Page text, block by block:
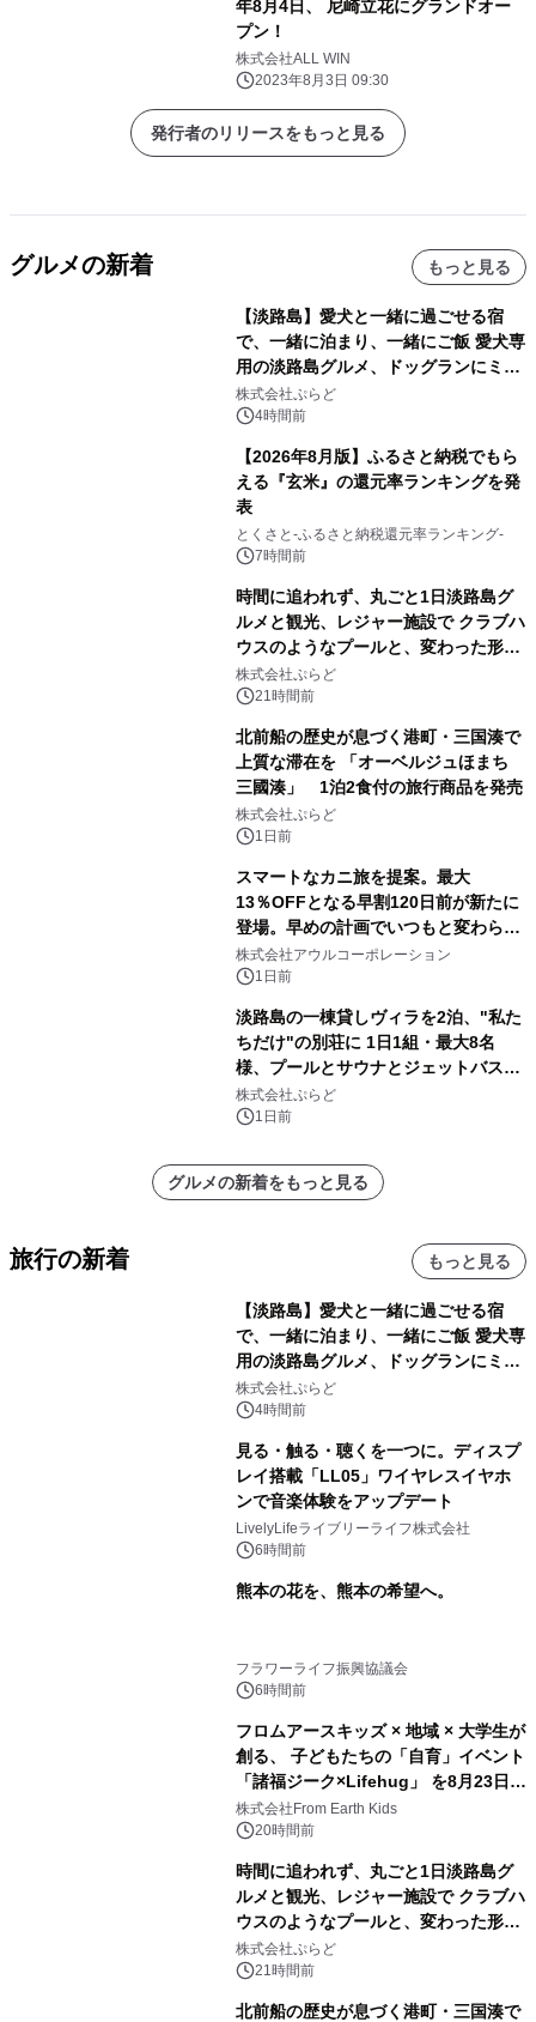
年8月4日、 尼崎立花にグランドオー
プン！
株式会社ALL WIN
2023年8月3日 09:30
発行者のリリースをもっと見る
グルメの新着 もっと見る
【淡路島】愛犬と一緒に過ごせる宿
で、一緒に泊まり、一緒にご飯 愛犬専
用の淡路島グルメ、ドッグランにミニ
プール グランピングとトレーラーハウ
スの2施設で
株式会社ぷらど
4時間前
【2026年8月版】ふるさと納税でもら
える『玄米』の還元率ランキングを発
表
とくさと-ふるさと納税還元率ランキング-
7時間前
時間に追われず、丸ごと1日淡路島グ
ルメと観光、レジャー施設で クラブハ
ウスのようなプールと、変わった形の
サウナも 「THE BOXY AWAJI」のお
得な素泊まり連泊プランで
株式会社ぷらど
21時間前
北前船の歴史が息づく港町・三国湊で
上質な滞在を 「オーベルジュほまち
三國湊」 1泊2食付の旅行商品を発売
株式会社ぷらど
1日前
スマートなカニ旅を提案。最大
13％OFFとなる早割120日前が新たに
登場。早めの計画でいつもと変わらぬ
大人の冬旅を。ー夕日ヶ浦温泉「佳松
苑 別邸ふうか」ー
株式会社アウルコーポレーション
1日前
淡路島の一棟貸しヴィラを2泊、"私た
ちだけ"の別荘に 1日1組・最大8名
様、プールとサウナとジェットバス付
きで Villa Mon Temps AWAJIの連泊
素泊りプラン
株式会社ぷらど
1日前
グルメの新着をもっと見る
旅行の新着 もっと見る
【淡路島】愛犬と一緒に過ごせる宿
で、一緒に泊まり、一緒にご飯 愛犬専
用の淡路島グルメ、ドッグランにミニ
プール グランピングとトレーラーハウ
スの2施設で
株式会社ぷらど
4時間前
見る・触る・聴くを一つに。ディスプ
レイ搭載「LL05」ワイヤレスイヤホ
ンで音楽体験をアップデート
LivelyLifeライブリーライフ株式会社
6時間前
熊本の花を、熊本の希望へ。
フラワーライフ振興協議会
6時間前
フロムアースキッズ × 地域 × 大学生が
創る、 子どもたちの「自育」イベント
「諸福ジーク×Lifehug」 を8月23日
(日)開催
株式会社From Earth Kids
20時間前
時間に追われず、丸ごと1日淡路島グ
ルメと観光、レジャー施設で クラブハ
ウスのようなプールと、変わった形の
サウナも 「THE BOXY AWAJI」のお
得な素泊まり連泊プランで
株式会社ぷらど
21時間前
北前船の歴史が息づく港町・三国湊で